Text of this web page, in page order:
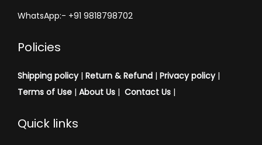
WhatsApp:- +91 9818798702
Policies
Shipping policy| Return & Refund | Privacy policy|
Terms of Use | About Us | Contact Us |
Quick links